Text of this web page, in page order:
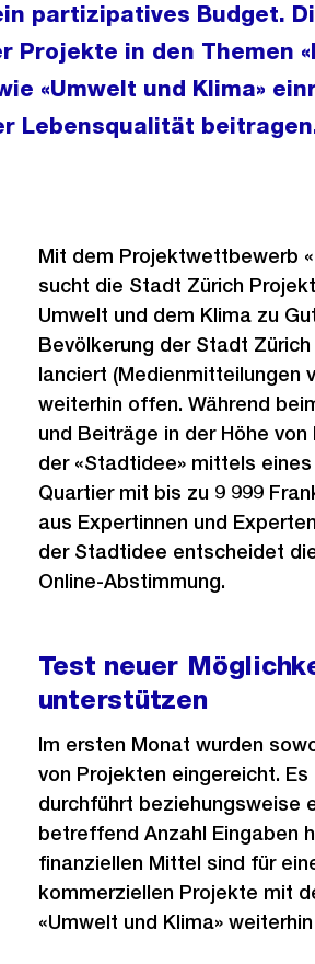
partizipatives Budget.
Projekte in den Themen
«Umwelt und Klima»
Lebensqualität
Mit dem Projektwettbewerb
sucht die Stadt Zürich
Umwelt und dem Klima zu
Bevölkerung der Stadt
lanciert (Medienmitteilungen
weiterhin offen. Während
und Beiträge in der Höhe
der «Stadtidee» mittels
Quartier mit bis zu 9 999
aus Expertinnen und
der Stadtidee entscheidet
Online-Abstimmung.
Test neuer
unterstützen
Im ersten Monat wurden
von Projekten eingereicht.
durchführt
betreffend Anzahl Eingaben
finanziellen Mittel sind für
kommerziellen Projekte mit
«Umwelt und Klima»